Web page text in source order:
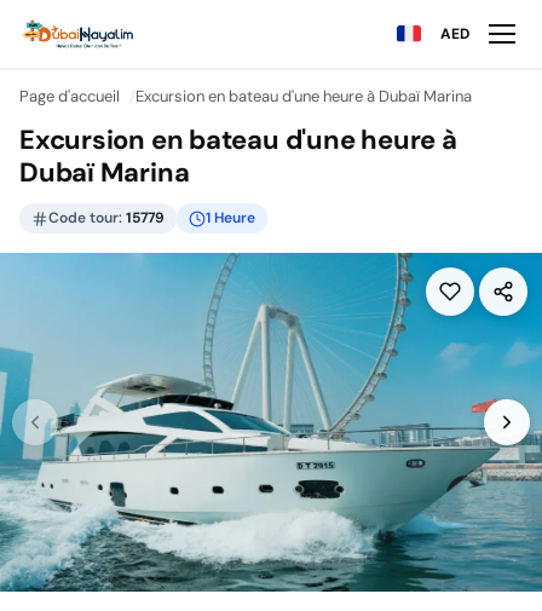
AED
Page d'accueil Excursion en bateau d'une heure à Dubaï Marina
Excursion en bateau d'une heure à
Dubaï Marina
Code tour:15779 1 Heure